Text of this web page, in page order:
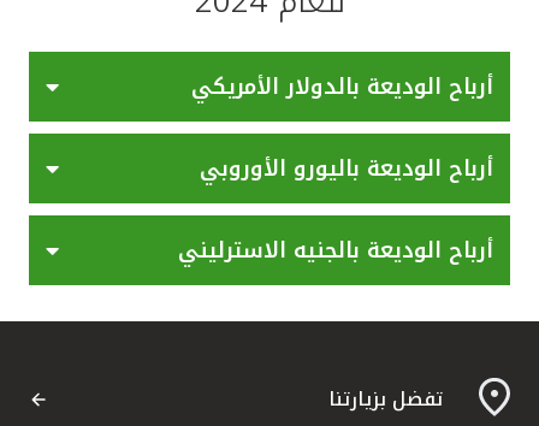
أدوات وخدمات
خدمات ما بعد البيع
اتصل بنا
ألمانيا
أرباح الوديعة بالدولار الأمريكي
أرباح الوديعة باليورو الأوروبي
أرباح الوديعة بالجنيه الاسترليني
تفضل بزيارتنا